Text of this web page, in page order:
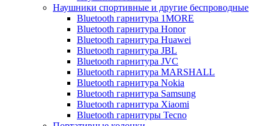
Наушники спортивные и другие беспроводные
Bluetooth гарнитура 1MORE
Bluetooth гарнитура Honor
Bluetooth гарнитура Huawei
Bluetooth гарнитура JBL
Bluetooth гарнитура JVC
Bluetooth гарнитура MARSHALL
Bluetooth гарнитура Nokia
Bluetooth гарнитура Samsung
Bluetooth гарнитура Xiaomi
Bluetooth гарнитуры Tecno